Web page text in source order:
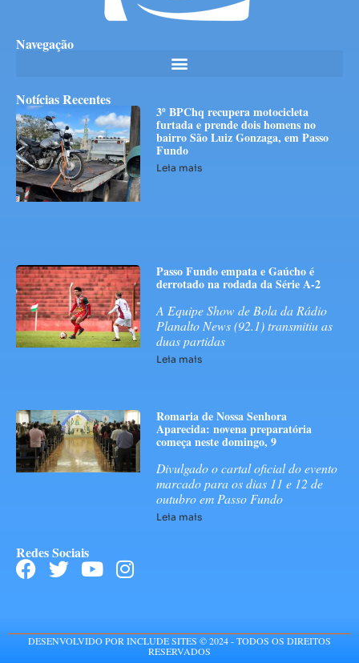
Navegação
Notícias Recentes
3º BPChq recupera motocicleta
furtada e prende dois homens no
bairro São Luiz Gonzaga, em Passo
Fundo
Leia mais
Passo Fundo empata e Gaúcho é
derrotado na rodada da Série A-2
A Equipe Show de Bola da Rádio
Planalto News (92.1) transmitiu as
duas partidas
Leia mais
Romaria de Nossa Senhora
Aparecida: novena preparatória
começa neste domingo, 9
Divulgado o cartal oficial do evento
marcado para os dias 11 e 12 de
outubro em Passo Fundo
Leia mais
Redes Sociais
DESENVOLVIDO POR INCLUDE SITES © 2024 - TODOS OS DIREITOS
RESERVADOS